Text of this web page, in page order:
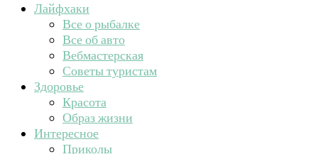
Лайфхаки
Все о рыбалке
Все об авто
Вебмастерская
Советы туристам
Здоровье
Красота
Образ жизни
Интересное
Приколы